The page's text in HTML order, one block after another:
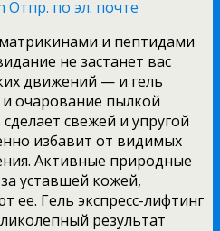
Отпр. по эл. почте
матрикинами и пептидами
не застанет вас
движений — и гель
и очарование пылкой
свежей и упругой
избавит от видимых
Активные природные
уставшей кожей,
ее. Гель экспресс-лифтинг
результат